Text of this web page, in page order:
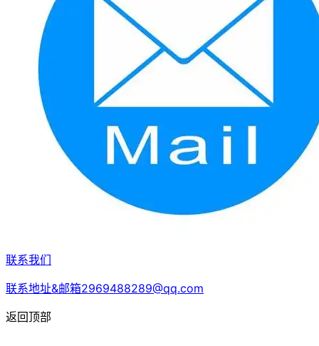
联系我们
联系地址&邮箱2969488289@qq.com
返回顶部